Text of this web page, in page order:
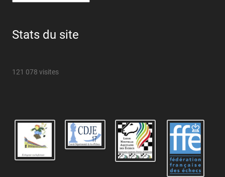
Stats du site
121 078 visites